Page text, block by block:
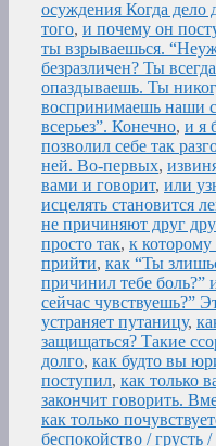
осуждения Когда дело
того, и почему он
ты взрываешься.
безразличен? Ты всегда
опаздываешь. Ты
воспринимаешь наши
всерьез”. Конечно, и я
позволил себе так
ней. Во-первых,
вами и говорит, или
исцелять становится
не причиняют друг
просто так, к
прийти, как “Ты
причинил тебе боль?”
сейчас чувствуешь?”
устраняет путаницу,
защищаться? Такие
долго, как будто вы
поступил, как только
закончит говорить.
как только
беспокойство / грусть /